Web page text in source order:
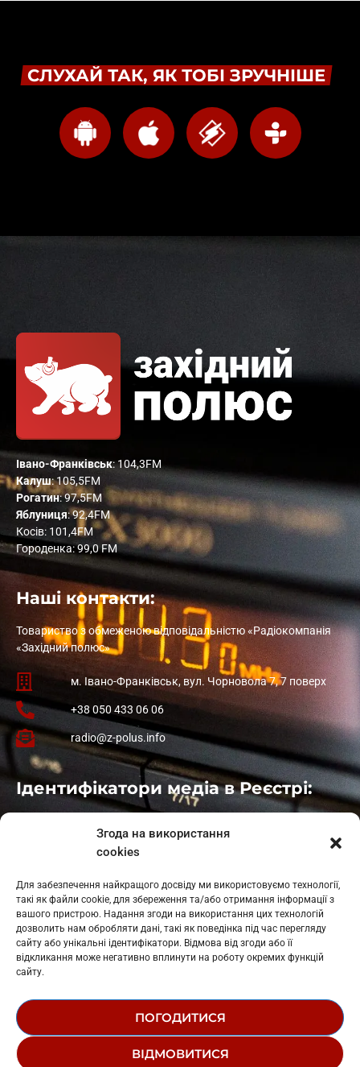
Згода на використання
cookies
Для забезпечення найкращого досвіду ми використовуємо технології,
такі як файли cookie, для збереження та/або отримання інформації з
вашого пристрою. Надання згоди на використання цих технологій
дозволить нам обробляти дані, такі як поведінка під час перегляду
сайту або унікальні ідентифікатори. Відмова від згоди або її
відкликання може негативно вплинути на роботу окремих функцій
сайту.
ПОГОДИТИСЯ
ВІДМОВИТИСЯ
СЛУХАЙ ТАК, ЯК ТОБІ ЗРУЧНІШЕ
Івано-Франківськ: 104,3FM
Калуш: 105,5FM
Рогатин: 97,5FM
Яблуниця: 92,4FM
Косів: 101,4FM
Городенка: 99,0 FM
Наші контакти:
Товариство з обмеженою відповідальністю «Радіокомпанія
«Західний полюс»
м. Івано-Франківськ, вул. Чорновола 7, 7 поверх
+38 050 433 06 06
radio@z-polus.info
Ідентифікатори медіа в Реєстрі:
: L11-01410
: L11-01801
Косів: L11-01805
Гарасимів: L11-02274
© 1995-2026 РК «ЗАХІДНИЙ ПОЛЮС»